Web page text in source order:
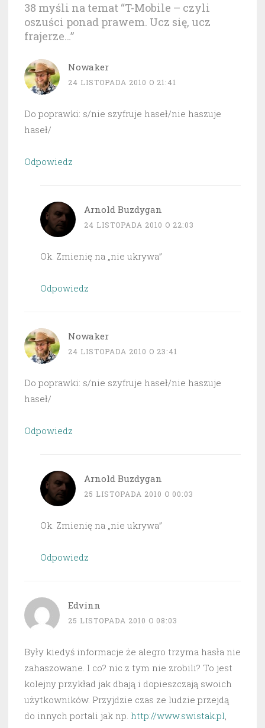
38 myśli na temat “T-Mobile – czyli
oszuści ponad prawem. Ucz się, ucz
frajerze…”
Nowaker
24 LISTOPADA 2010 O 21:41
Do poprawki: s/nie szyfruje haseł/nie haszuje
haseł/
Odpowiedz
Arnold Buzdygan
24 LISTOPADA 2010 O 22:03
Ok. Zmienię na „nie ukrywa”
Odpowiedz
Nowaker
24 LISTOPADA 2010 O 23:41
Do poprawki: s/nie szyfruje haseł/nie haszuje
haseł/
Odpowiedz
Arnold Buzdygan
25 LISTOPADA 2010 O 00:03
Ok. Zmienię na „nie ukrywa”
Odpowiedz
Edvinn
25 LISTOPADA 2010 O 08:03
Były kiedyś informacje że alegro trzyma hasła nie
zahaszowane. I co? nic z tym nie zrobili? To jest
kolejny przykład jak dbają i dopieszczają swoich
użytkowników. Przyjdzie czas ze ludzie przejdą
do innych portali jak np. http://www.swistak.pl,